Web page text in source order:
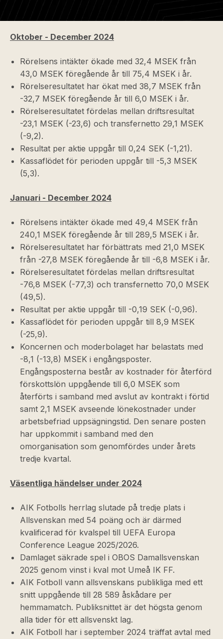
Oktober - December 2024
Rörelsens intäkter ökade med 32,4 MSEK från
43,0 MSEK föregående år till 75,4 MSEK i år.
Rörelseresultatet har ökat med 38,7 MSEK från
-32,7 MSEK föregående år till 6,0 MSEK i år.
Rörelseresultatet fördelas mellan driftsresultat
-23,1 MSEK (-23,6) och transfernetto 29,1 MSEK
(-9,2).
Resultat per aktie uppgår till 0,24 SEK (-1,21).
Kassaflödet för perioden uppgår till -5,3 MSEK
(5,3).
Januari - December 2024
Rörelsens intäkter ökade med 49,4 MSEK från
240,1 MSEK föregående år till 289,5 MSEK i år.
Rörelseresultatet har förbättrats med 21,0 MSEK
från -27,8 MSEK föregående år till -6,8 MSEK i år.
Rörelseresultatet fördelas mellan driftsresultat
-76,8 MSEK (-77,3) och transfernetto 70,0 MSEK
(49,5).
Resultat per aktie uppgår till -0,19 SEK (-0,96).
Kassaflödet för perioden uppgår till 8,9 MSEK
(-25,9).
Koncernen och moderbolaget har belastats med
-8,1 (-13,8) MSEK i engångsposter.
Engångsposterna består av kostnader för återförd
förskottslön uppgående till 6,0 MSEK som
återförts i samband med avslut av kontrakt i förtid
samt 2,1 MSEK avseende lönekostnader under
arbetsbefriad uppsägningstid. Den senare posten
har uppkommit i samband med den
omorganisation som genomfördes under årets
tredje kvartal.
Väsentliga händelser under 2024
AIK Fotbolls herrlag slutade på tredje plats i
Allsvenskan med 54 poäng och är därmed
kvalificerad för kvalspel till UEFA Europa
Conference League 2025/2026.
Damlaget säkrade spel i OBOS Damallsvenskan
2025 genom vinst i kval mot Umeå IK FF.
AIK Fotboll vann allsvenskans publikliga med ett
snitt uppgående till 28 589 åskådare per
hemmamatch. Publiksnittet är det högsta genom
alla tider för ett allsvenskt lag.
AIK Fotboll har i september 2024 träffat avtal med